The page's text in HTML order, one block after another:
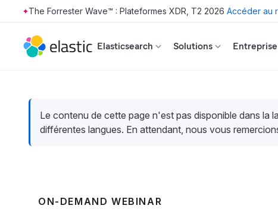
Skip to main content
The Forrester Wave™ : Plateformes XDR, T2 2026 Accéder au
Elasticsearch Solutions Entreprise
Le contenu de cette page n'est pas disponible dans
différentes langues. En attendant, nous vous
ON-DEMAND WEBINAR